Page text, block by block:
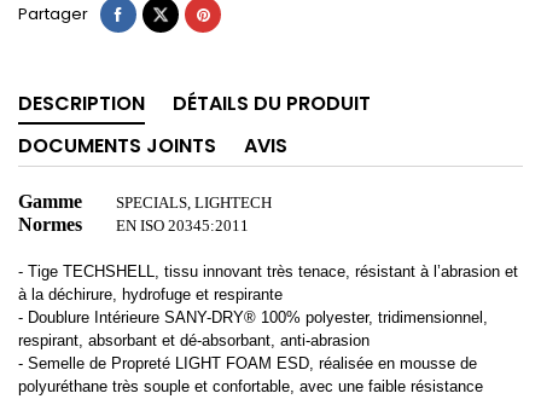
Partager
DESCRIPTION
DÉTAILS DU PRODUIT
DOCUMENTS JOINTS
AVIS
Gamme SPECIALS, LIGHTECH
Normes EN ISO 20345:2011
- Tige TECHSHELL, tissu innovant très tenace, résistant à l’abrasion et
à la déchirure, hydrofuge et respirante
- Doublure Intérieure SANY-DRY® 100% polyester, tridimensionnel,
respirant, absorbant et dé-absorbant, anti-abrasion
- Semelle de Propreté LIGHT FOAM ESD, réalisée en mousse de
polyuréthane très souple et confortable, avec une faible résistance